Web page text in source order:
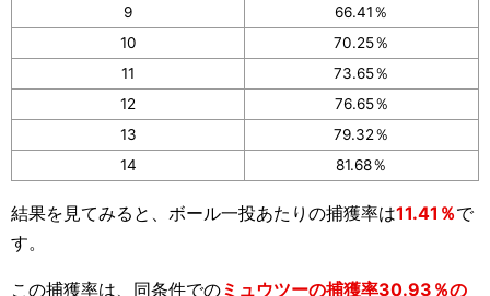
9
66.41％
10
70.25％
11
73.65％
12
76.65％
13
79.32％
14
81.68％
結果を見てみると、ボール一投あたりの捕獲率は11.41％で
す。
この捕獲率は、同条件でのミュウツーの捕獲率30.93％の